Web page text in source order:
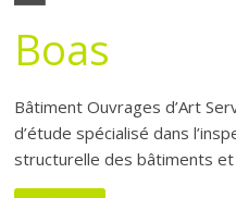
Boas
Bâtiment Ouvrages d’Art
d’étude spécialisé dans
structurelle des bâtiments